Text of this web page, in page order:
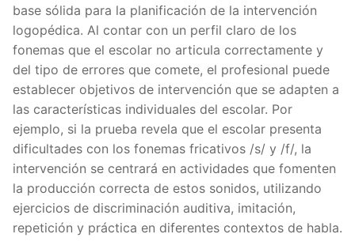
base sólida para la planificación de la intervención
logopédica. Al contar con un perfil claro de los
fonemas que el escolar no articula correctamente y
del tipo de errores que comete, el profesional puede
establecer objetivos de intervención que se adapten a
las características individuales del escolar. Por
ejemplo, si la prueba revela que el escolar presenta
dificultades con los fonemas fricativos /s/ y /f/, la
intervención se centrará en actividades que fomenten
la producción correcta de estos sonidos, utilizando
ejercicios de discriminación auditiva, imitación,
repetición y práctica en diferentes contextos de habla.